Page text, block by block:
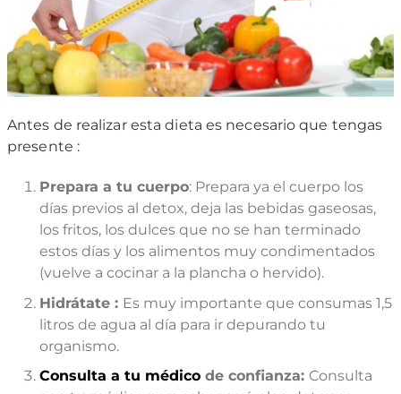
Antes de realizar esta dieta es necesario que tengas
presente :
Prepara a tu cuerpo: Prepara ya el cuerpo los
días previos al detox, deja las bebidas gaseosas,
los fritos, los dulces que no se han terminado
estos días y los alimentos muy condimentados
(vuelve a cocinar a la plancha o hervido).
Hidrátate : Es muy importante que consumas 1,5
litros de agua al día para ir depurando tu
organismo.
Consulta a tu médicode confianza: Consulta